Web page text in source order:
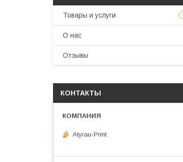
Товары и услуги
О нас
Отзывы
КОНТАКТЫ
Atyrau-Print